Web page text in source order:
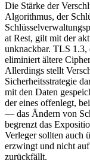
Die Stärke der
Algorithmus, der
at Rest, gilt mit der
unknackbar. TLS 1.3,
eliminiert ältere
Allerdings stellt
Sicherheitsstrategie
mit den Daten
der eines offenlegt,
— das Ändern von
begrenzt das
Verleger sollten auch
erzwingt und nicht
zurückfällt.